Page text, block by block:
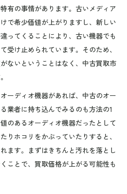
有の事情があります。古いメディア
で希少価値が上がりますし、新しい
ってくることにより、古い機器でも
受け止められています。そのため、
ないということはなく、中古買取市
ーディオ機器があれば、中古のオー
業者に持ち込んでみるのも方法の1
のあるオーディオ機器だったとして
りホコリをかぶっていたりすると、
ます。まずはきちんと汚れを落とし
ことで、買取価格が上がる可能性も